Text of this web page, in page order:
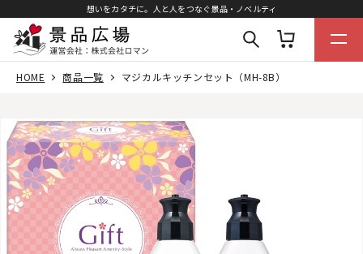
想いをカタチに。人と人をつなぐ景品・ノベルティ
HOME 商品一覧 マジカルキッチンセット（MH-8B）